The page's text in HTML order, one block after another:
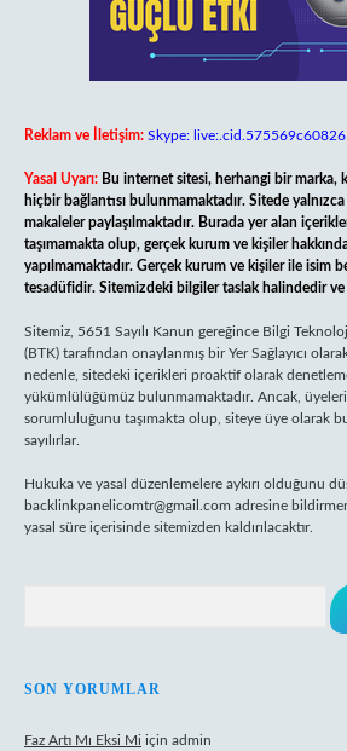
Reklam ve İletişim: Skype:
Yasal Uyarı: Bu internet sitesi, herhangi bir marka,
hiçbir bağlantısı bulunmamaktadır. Sitede yalnızca
makaleler paylaşılmaktadır. Burada yer alan
taşımamakta olup, gerçek kurum ve kişiler
yapılmamaktadır. Gerçek kurum ve kişiler ile isim
tesadüfidir. Sitemizdeki bilgiler taslak halindedir ve
Sitemiz, 5651 Sayılı Kanun gereğince Bilgi
(BTK) tarafından onaylanmış bir Yer Sağlayıcı
nedenle, sitedeki içerikleri proaktif olarak
yükümlülüğümüz bulunmamaktadır. Ancak,
sorumluluğunu taşımakta olup, siteye üye olarak
sayılırlar.
Hukuka ve yasal düzenlemelere aykırı olduğunu
backlinkpanelicomtr@gmail.com adresine
yasal süre içerisinde sitemizden kaldırılacaktır.
SON YORUMLAR
Faz Artı Mı Eksi Mi için admin